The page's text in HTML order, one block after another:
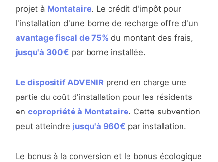
projet à Montataire. Le crédit d'impôt pour
l'installation d'une borne de recharge offre d'un
avantage fiscal de 75% du montant des frais,
jusqu'à 300€ par borne installée.
Le dispositif ADVENIR prend en charge une
partie du coût d'installation pour les résidents
en copropriété à Montataire. Cette subvention
peut atteindre jusqu'à 960€ par installation.
Le bonus à la conversion et le bonus écologique